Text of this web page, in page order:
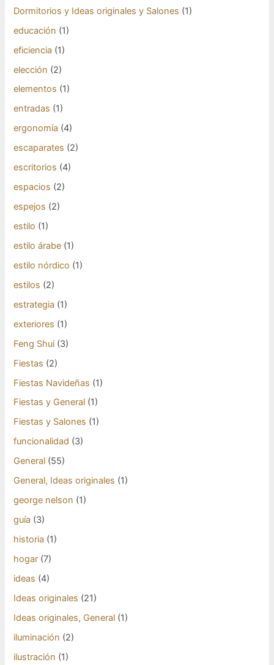
Dormitorios y Ideas originales y Salones (1)
educación (1)
eficiencia (1)
elección (2)
elementos (1)
entradas (1)
ergonomía (4)
escaparates (2)
escritorios (4)
espacios (2)
espejos (2)
estilo (1)
estilo árabe (1)
estilo nórdico (1)
estilos (2)
estrategia (1)
exteriores (1)
Feng Shui (3)
Fiestas (2)
Fiestas Navideñas (1)
Fiestas y General (1)
Fiestas y Salones (1)
funcionalidad (3)
General (55)
General, Ideas originales (1)
george nelson (1)
guía (3)
historia (1)
hogar (7)
ideas (4)
Ideas originales (21)
Ideas originales, General (1)
iluminación (2)
ilustración (1)